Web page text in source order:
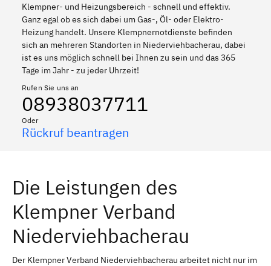
Klempner- und Heizungsbereich - schnell und effektiv.
Ganz egal ob es sich dabei um Gas-, Öl- oder Elektro-
Heizung handelt. Unsere Klempnernotdienste befinden
sich an mehreren Standorten in Niederviehbacherau, dabei
ist es uns möglich schnell bei Ihnen zu sein und das 365
Tage im Jahr - zu jeder Uhrzeit!
Rufen Sie uns an
08938037711
Oder
Rückruf beantragen
Die Leistungen des
Klempner Verband
Niederviehbacherau
Der Klempner Verband Niederviehbacherau arbeitet nicht nur im